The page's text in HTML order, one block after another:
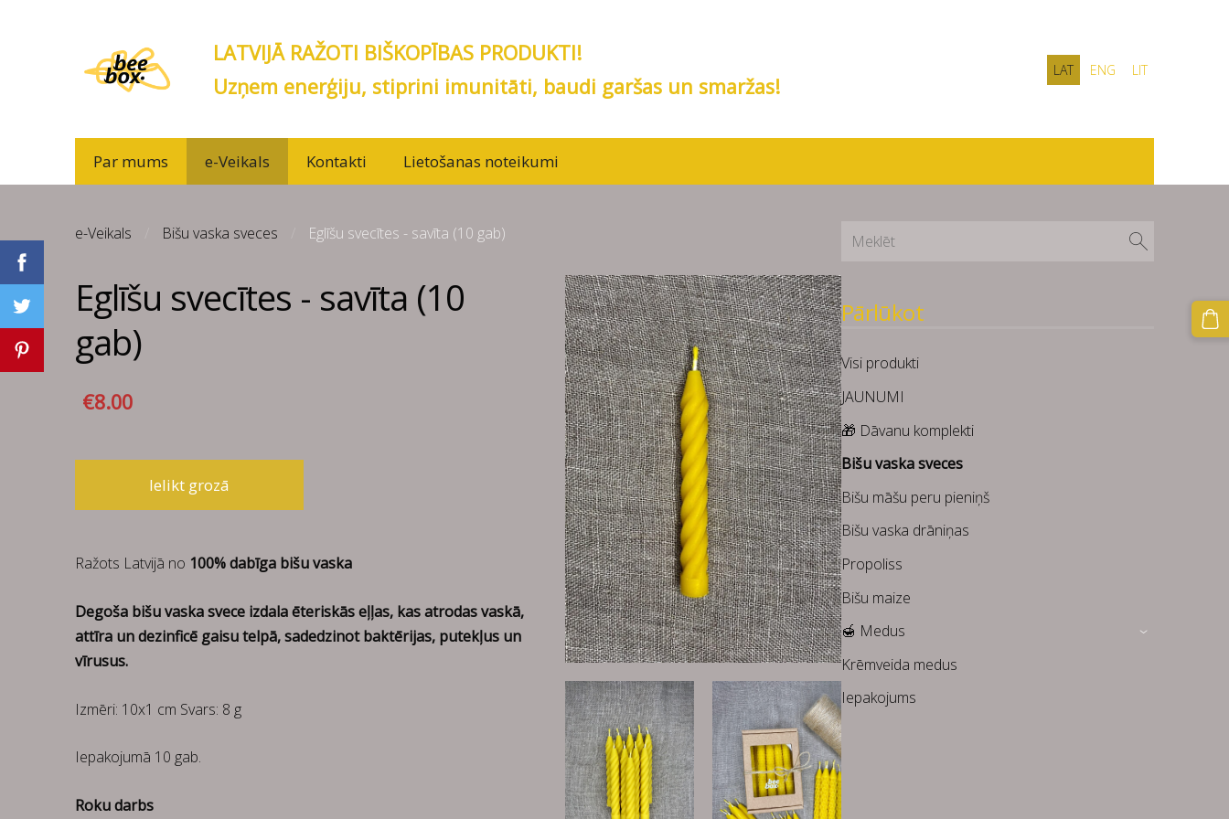
LATVIJĀ RAŽOTI BIŠKOPĪBAS PRODUKTI!
Uzņem enerģiju, stiprini imunitāti, baudi garšas un smaržas!
LAT ENG LIT
Par mums e-Veikals Kontakti Lietošanas noteikumi
Pārlūkot
Visi produkti
JAUNUMI
🎁 Dāvanu komplekti
Bišu vaska sveces
Bišu māšu peru pieniņš
Bišu vaska drāniņas
Propoliss
Bišu maize
🍯 Medus
›
Krēmveida medus
Iepakojums
e-Veikals Bišu vaska sveces Eglīšu svecītes - savīta (10 gab)
Eglīšu svecītes - savīta (10
gab)
€8.00
Ielikt grozā
Ražots Latvijā no 100% dabīga bišu vaska
Degoša bišu vaska svece izdala ēteriskās eļļas, kas atrodas vaskā,
attīra un dezinficē gaisu telpā, sadedzinot baktērijas, putekļus un
vīrusus.
Izmēri: 10x1 cm Svars: 8 g
Iepakojumā 10 gab.
Roku darbs